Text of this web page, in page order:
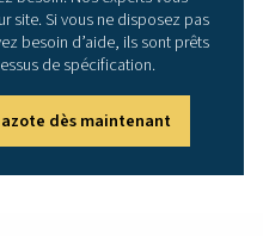
de la
deux étapes
du PPNG DX skid est le
de l’azote de haute